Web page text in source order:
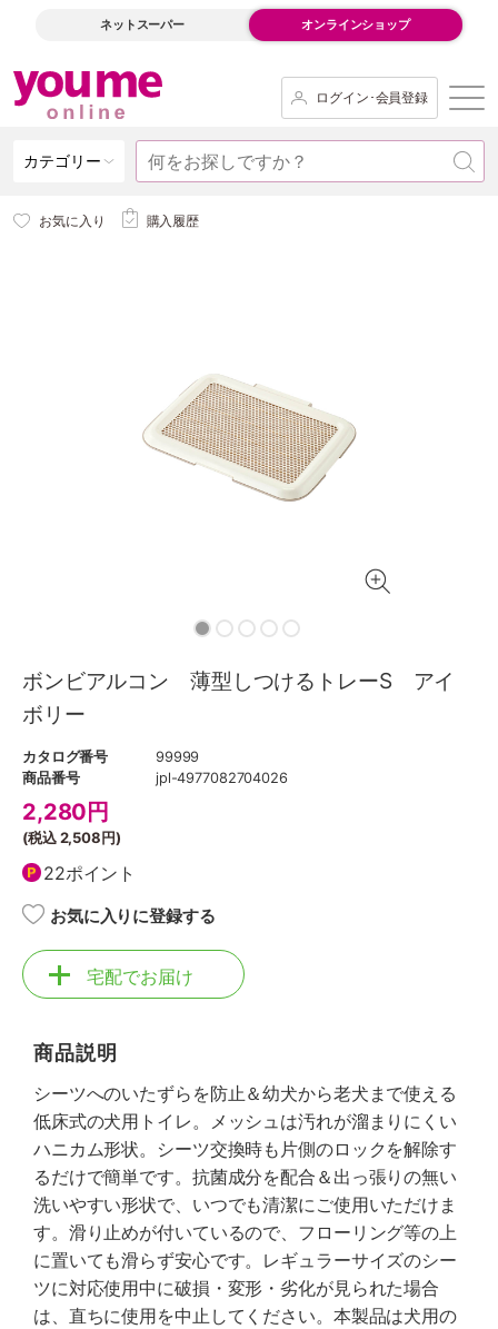
ネットスーパー オンラインショップ
ログイン･会員登録
カテゴリー
お気に入り 購入履歴
ボンビアルコン 薄型しつけるトレーS アイ
ボリー
カタログ番号
99999
商品番号
jpl-4977082704026
2,280 円
(税込2,508円)
22ポイント
お気に入りに登録する
宅配でお届け
商品説明
シーツへのいたずらを防止＆幼犬から老犬まで使える
低床式の犬用トイレ。メッシュは汚れが溜まりにくい
ハニカム形状。シーツ交換時も片側のロックを解除す
るだけで簡単です。抗菌成分を配合＆出っ張りの無い
洗いやすい形状で、いつでも清潔にご使用いただけま
す。滑り止めが付いているので、フローリング等の上
に置いても滑らず安心です。レギュラーサイズのシー
ツに対応使用中に破損・変形・劣化が見られた場合
は、直ちに使用を中止してください。本製品は犬用の